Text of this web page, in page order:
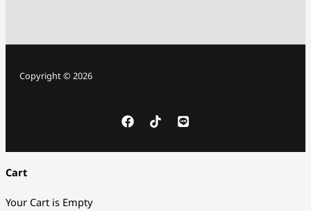
Copyright © 2026
Cart
Your Cart is Empty